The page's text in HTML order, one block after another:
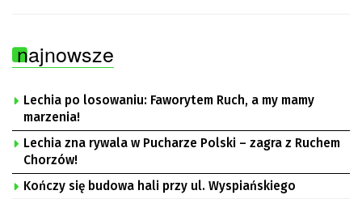
najnowsze
Lechia po losowaniu: Faworytem Ruch, a my mamy
marzenia!
Lechia zna rywala w Pucharze Polski – zagra z Ruchem
Chorzów!
Kończy się budowa hali przy ul. Wyspiańskiego